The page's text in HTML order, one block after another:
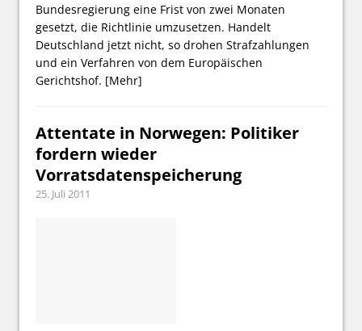
Bundesregierung eine Frist von zwei Monaten
gesetzt, die Richtlinie umzusetzen. Handelt
Deutschland jetzt nicht, so drohen Strafzahlungen
und ein Verfahren von dem Europäischen
Gerichtshof. [Mehr]
Attentate in Norwegen: Politiker
fordern wieder
Vorratsdatenspeicherung
25. Juli 2011